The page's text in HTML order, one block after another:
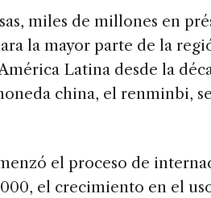
miles de millones en
la mayor parte de la
Latina desde la
china, el renminbi,
el proceso de
el crecimiento en el